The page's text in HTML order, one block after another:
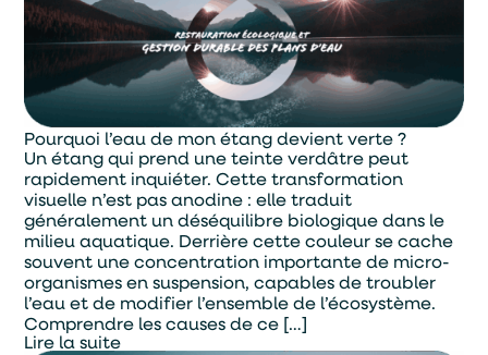
Je souhaite être contacter par :
Téléphone Mail
Alternative:
Pourquoi l’eau de mon étang devient verte ?
Un étang qui prend une teinte verdâtre peut
rapidement inquiéter. Cette transformation
visuelle n’est pas anodine : elle traduit
généralement un déséquilibre biologique dans le
milieu aquatique. Derrière cette couleur se cache
souvent une concentration importante de micro-
organismes en suspension, capables de troubler
l’eau et de modifier l’ensemble de l’écosystème.
Comprendre les causes de ce […]
Lire la suite